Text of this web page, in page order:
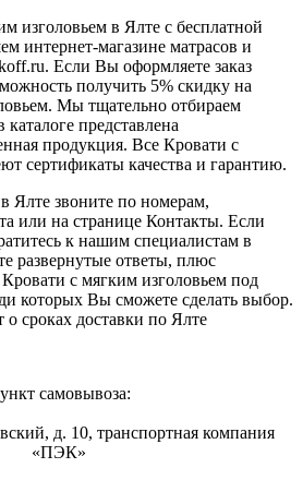
изголовьем в Ялте с бесплатной
интернет-магазине матрасов и
Если Вы оформляете заказ
получить 5% скидку на
. Мы тщательно отбираем
представлена
продукция. Все Кровати с
сертификаты качества и гарантию.
Ялте звоните по номерам,
или на странице Контакты. Если
к нашим специалистам в
развернутые ответы, плюс
с мягким изголовьем под
которых Вы сможете сделать выбор.
сроках доставки по Ялте
самовывоза:
д. 10, транспортная компания
«ПЭК»